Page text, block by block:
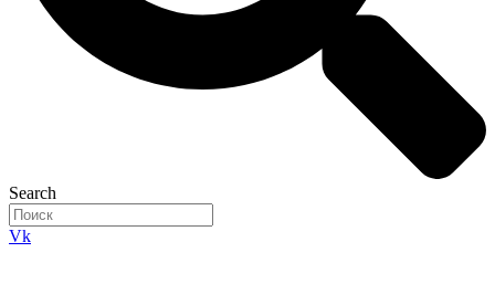
Search
Vk